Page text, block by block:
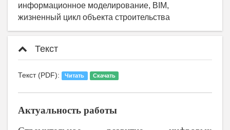
информационное моделирование, BIM,
жизненный цикл объекта строительства
Текст
Текст (PDF): Читать Скачать
Актуальность работы